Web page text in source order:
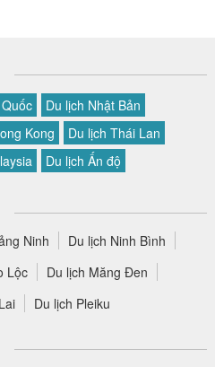
Du lịch Nhật Bản
Kong
Du lịch Thái Lan
Du lịch Ấn độ
Ninh
Du lịch Ninh Bình
Lộc
Du lịch Măng Đen
Du lịch Pleiku